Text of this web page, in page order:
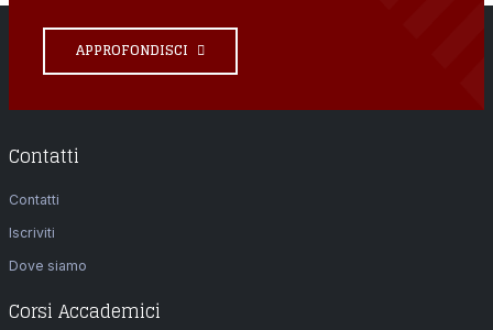
APPROFONDISCI
Contatti
Contatti
Iscriviti
Dove siamo
Corsi Accademici